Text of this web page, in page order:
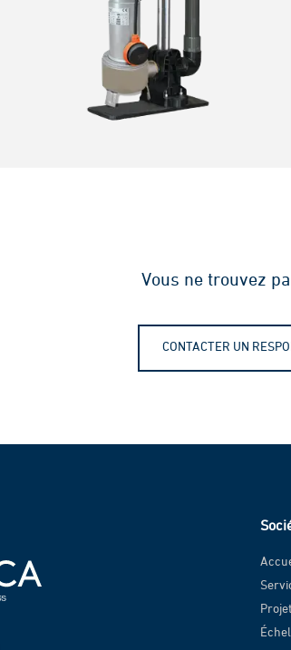
Vous ne trouvez
CONTACTER UN